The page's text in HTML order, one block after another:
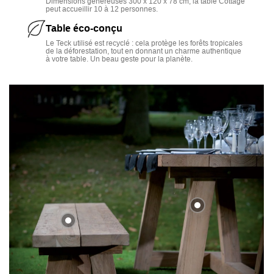
peut accueillir 10 à 12 personnes.
Table éco-conçu
Le Teck utilisé est recyclé : cela protège les forêts tropicales
de la déforestation, tout en donnant un charme authentique
à votre table. Un beau geste pour la planète.